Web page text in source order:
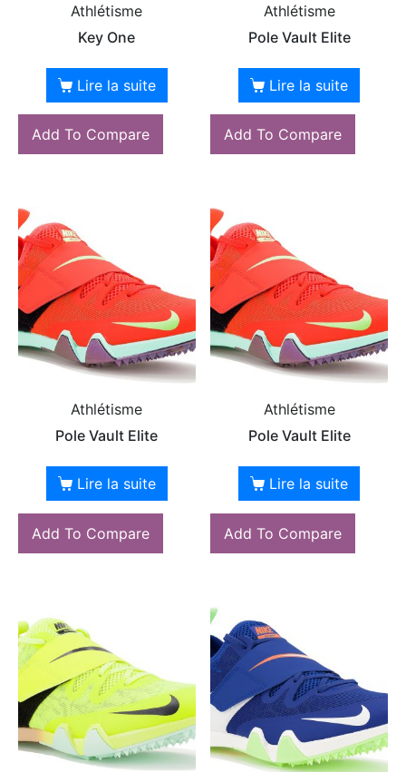
Athlétisme
Key One
Lire la suite
Add To Compare
Athlétisme
Pole Vault Elite
Lire la suite
Add To Compare
Athlétisme
Pole Vault Elite
Lire la suite
Add To Compare
Athlétisme
Pole Vault Elite
Lire la suite
Add To Compare